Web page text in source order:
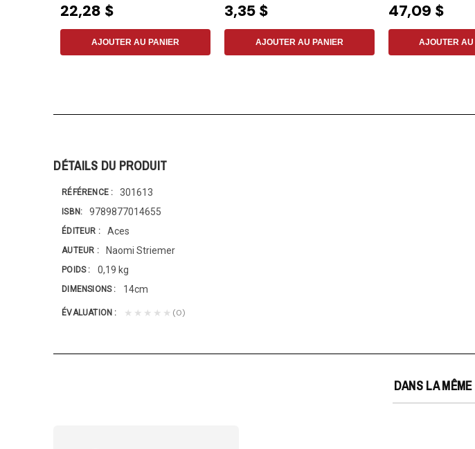
22,28 $
AJOUTER AU PANIER
3,35 $
AJOUTER AU PANIER
47,09 $
AJOUTER
DÉTAILS DU PRODUIT
RÉFÉRENCE 301613
ISBN 9789877014655
ÉDITEUR Aces
AUTEUR Naomi Striemer
POIDS 0,19 kg
DIMENSIONS 14cm
ÉVALUATION ★★★★★ (0)
DANS LA